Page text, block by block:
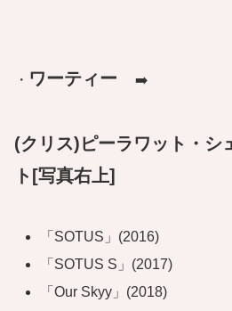
・ ワーティー ➡️
(クリス)ピーラワット・シ
ト[写真右上]
「SOTUS」(2016)
「SOTUS S」(2017)
「Our Skyy」(2018)